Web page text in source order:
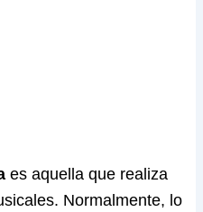
es aquella que realiza
Normalmente, lo